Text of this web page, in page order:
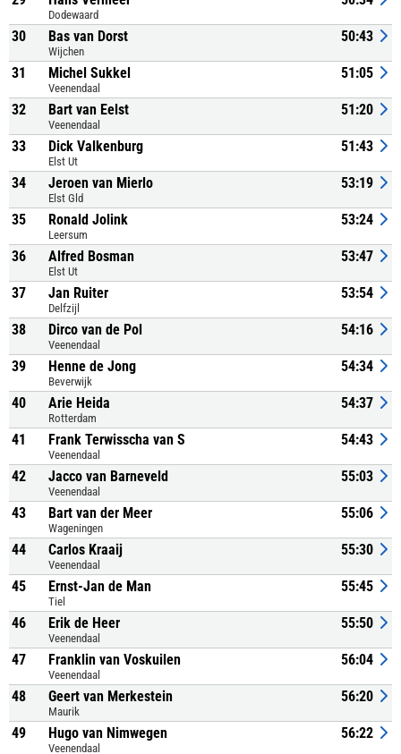
Dodewaard
30 Bas van Dorst
Wijchen
50:43
31 Michel Sukkel
Veenendaal
51:05
32 Bart van Eelst
Veenendaal
51:20
33 Dick Valkenburg
Elst Ut
51:43
34 Jeroen van Mierlo
Elst Gld
53:19
35 Ronald Jolink
Leersum
53:24
36 Alfred Bosman
Elst Ut
53:47
37 Jan Ruiter
Delfzijl
53:54
38 Dirco van de Pol
Veenendaal
54:16
39 Henne de Jong
Beverwijk
54:34
40 Arie Heida
Rotterdam
54:37
41 Frank Terwisscha van S
Veenendaal
54:43
42 Jacco van Barneveld
Veenendaal
55:03
43 Bart van der Meer
Wageningen
55:06
44 Carlos Kraaij
Veenendaal
55:30
45 Ernst-Jan de Man
Tiel
55:45
46 Erik de Heer
Veenendaal
55:50
47 Franklin van Voskuilen
Veenendaal
56:04
48 Geert van Merkestein
Maurik
56:20
49 Hugo van Nimwegen
Veenendaal
56:22